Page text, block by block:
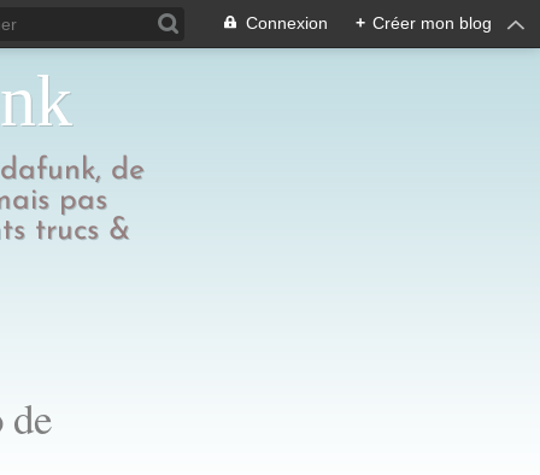
Connexion + Créer mon blog
de
pas
trucs &